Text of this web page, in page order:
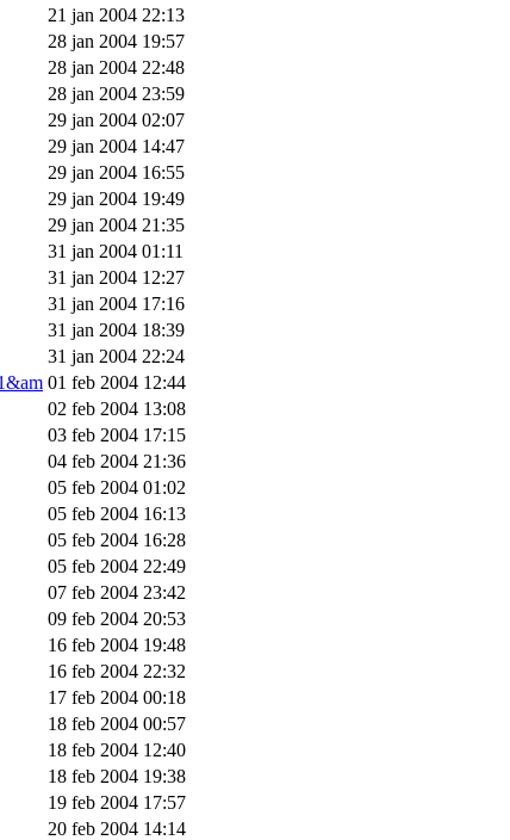
21 jan 2004 22:13
28 jan 2004 19:57
28 jan 2004 22:48
28 jan 2004 23:59
29 jan 2004 02:07
29 jan 2004 14:47
29 jan 2004 16:55
29 jan 2004 19:49
29 jan 2004 21:35
31 jan 2004 01:11
31 jan 2004 12:27
31 jan 2004 17:16
31 jan 2004 18:39
31 jan 2004 22:24
01 feb 2004 12:44
02 feb 2004 13:08
03 feb 2004 17:15
04 feb 2004 21:36
05 feb 2004 01:02
05 feb 2004 16:13
05 feb 2004 16:28
05 feb 2004 22:49
07 feb 2004 23:42
09 feb 2004 20:53
16 feb 2004 19:48
16 feb 2004 22:32
17 feb 2004 00:18
18 feb 2004 00:57
18 feb 2004 12:40
18 feb 2004 19:38
19 feb 2004 17:57
20 feb 2004 14:14